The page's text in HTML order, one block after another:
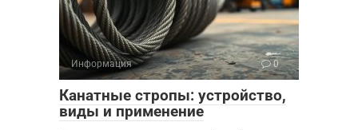
Информация 0
Канатные стропы: устройство,
виды и применение